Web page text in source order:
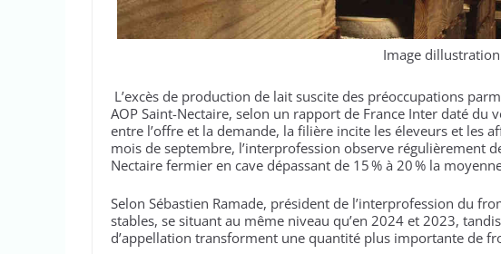
Image dillustration
L’excès de production de lait suscite des préoccupations
AOP Saint-Nectaire, selon un rapport de France Inter daté du
entre l’offre et la demande, la filière incite les éleveurs et les
mois de septembre, l’interprofession observe régulièrement
Nectaire fermier en cave dépassant de 15 % à 20 % la
Selon Sébastien Ramade, président de l’interprofession du
stables, se situant au même niveau qu’en 2024 et 2023,
d’appellation transforment une quantité plus importante de